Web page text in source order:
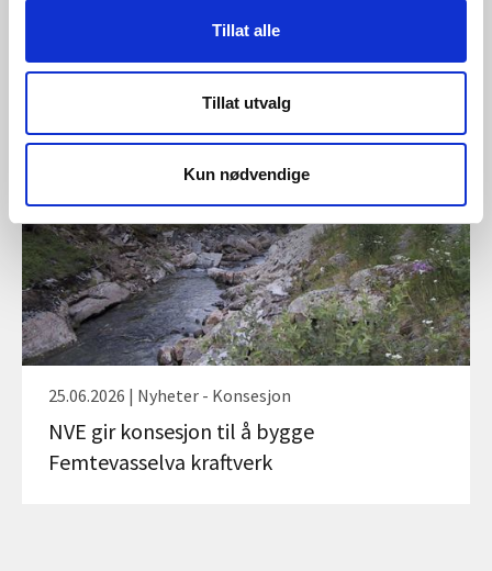
Tillat alle
Tillat utvalg
Kun nødvendige
vannverk om å forberede seg på
sommertørke
25.06.2026 | Nyheter - Konsesjon
NVE gir konsesjon til å bygge
Femtevasselva kraftverk